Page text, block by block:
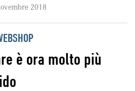
2018
è ora molto più